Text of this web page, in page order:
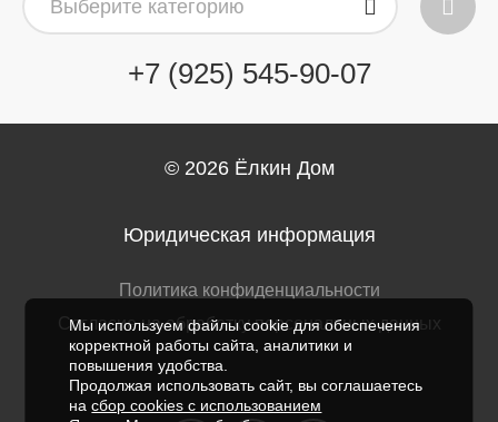
Выберите категорию
+7 (925) 545-90-07
© 2026 Ёлкин Дом
Юридическая информация
Политика конфиденциальности
Согласие на обработку персональных данных
Мы используем файлы cookie для обеспечения
корректной работы сайта, аналитики и
повышения удобства.
Продолжая использовать сайт, вы соглашаетесь
насбор cookies с использованием